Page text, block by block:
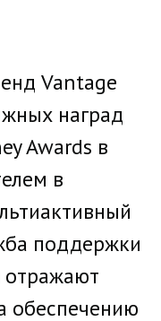
Vantage
наград
Awards в
в
поддержки
отражают
обеспечению